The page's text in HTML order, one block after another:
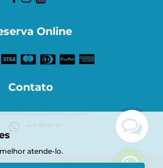
Online
Contato
atendimento@alugueleconomico.com.br
+55 21 98099-1377
© Aluguel Econômico
atende-lo.